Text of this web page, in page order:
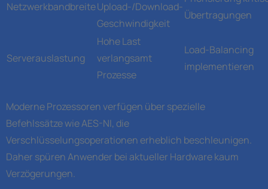
NetzwerkbandbreiteUpload-/Download-
Geschwindigkeit
Übertragungen
Serverauslastung
Hohe Last
verlangsamt
Prozesse
Load-Balancing
implementieren
Moderne Prozessoren verfügen über spezielle
Befehlssätze wie AES-NI, die
Verschlüsselungsoperationen erheblich beschleunigen.
Daher spüren Anwender bei aktueller Hardware kaum
Verzögerungen.